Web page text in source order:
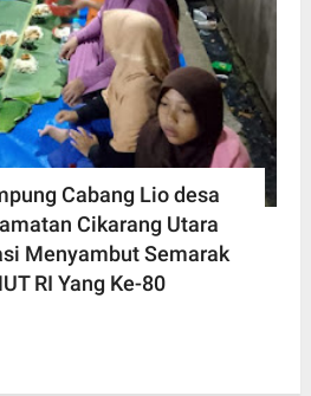
Cabang Lio desa
Cikarang Utara
Menyambut Semarak
RI Yang Ke-80